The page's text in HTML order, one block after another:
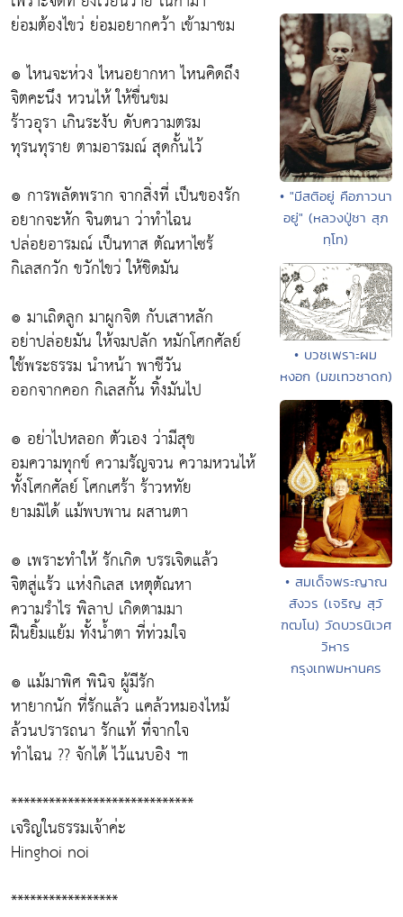
ย่อมต้องไขว่ ย่อมอยากคว้า เข้ามาชม
๏ ไหนจะห่วง ไหนอยากหา ไหนคิดถึง
จิตคะนึง หวนไห้ ให้ขื่นขม
ร้าวอุรา เกินระงับ ดับความตรม
ทุรนทุราย ตามอารมณ์ สุดกั้นไว้
๏ การพลัดพราก จากสิ่งที่ เป็นของรัก
อยากจะหัก จินตนา ว่าทำไฉน
ปล่อยอารมณ์ เป็นทาส ตัณหาไซร้
กิเลสกวัก ขวักไขว่ ให้ชิดมัน
๏ มาเถิดลูก มาผูกจิต กับเสาหลัก
อย่าปล่อยมัน ให้จมปลัก หมักโศกศัลย์
ใช้พระธรรม นำหน้า พาชีวัน
ออกจากคอก กิเลสกั้น ทิ้งมันไป
๏ อย่าไปหลอก ตัวเอง ว่ามีสุข
อมความทุกข์ ความรัญจวน ความหวนไห้
ทั้งโศกศัลย์ โศกเศร้า ร้าวหทัย
ยามมิได้ แม้พบพาน ผสานตา
๏ เพราะทำให้ รักเกิด บรรเจิดแล้ว
จิตสู่แร้ว แห่งกิเลส เหตุตัณหา
ความรำไร พิลาป เกิดตามมา
ฝืนยิ้มแย้ม ทั้งน้ำตา ที่ท่วมใจ
๏ แม้มาพิศ พินิจ ผู้มีรัก
หายากนัก ที่รักแล้ว แคล้วหมองไหม้
ล้วนปรารถนา รักแท้ ที่จากใจ
ทำไฉน ?? จักได้ ไว้แนบอิง ๚
*****************************
เจริญในธรรมเจ้าค่ะ
Hinghoi noi
*****************
• "มีสติอยู่ คือภาวนา
อยู่" (หลวงปู่ชา สุภ
ทฺโท)
• บวชเพราะผม
หงอก (มฆเทวชาดก)
• สมเด็จพระญาณ
สังวร (เจริญ สุวั
ฑฒโน) วัดบวรนิเวศ
วิหาร
กรุงเทพมหานคร